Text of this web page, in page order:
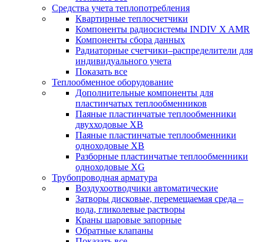
Средства учета теплопотребления
Квартирные теплосчетчики
Компоненты радиосистемы INDIV X AMR
Компоненты сбора данных
Радиаторные счетчики–распределители для
индивидуального учета
Показать все
Теплообменное оборудование
Дополнительные компоненты для
пластинчатых теплообменников
Паяные пластинчатые теплообменники
двухходовые XB
Паяные пластинчатые теплообменники
одноходовые ХВ
Разборные пластинчатые теплообменники
одноходовые ХG
Трубопроводная арматура
Воздухоотводчики автоматические
Затворы дисковые, перемещаемая среда –
вода, гликолевые растворы
Краны шаровые запорные
Обратные клапаны